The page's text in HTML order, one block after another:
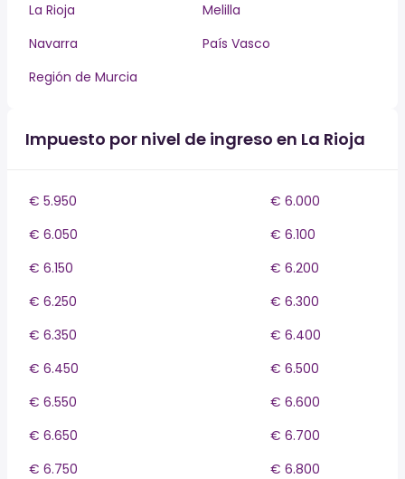
La Rioja
Melilla
Navarra
País Vasco
Región de Murcia
Impuesto por nivel de ingreso en La Rioja
€ 5.950
€ 6.000
€ 6.050
€ 6.100
€ 6.150
€ 6.200
€ 6.250
€ 6.300
€ 6.350
€ 6.400
€ 6.450
€ 6.500
€ 6.550
€ 6.600
€ 6.650
€ 6.700
€ 6.750
€ 6.800